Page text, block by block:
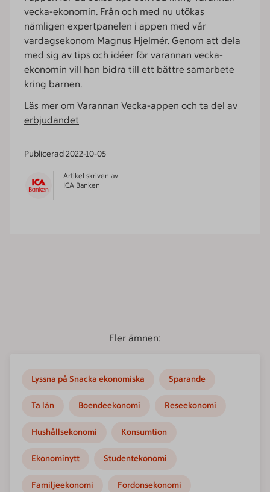
vecka-ekonomin. Från och med nu utökas
nämligen expertpanelen i appen med vår
vardagsekonom Magnus Hjelmér. Genom att dela
med sig av tips och idéer för varannan vecka-
ekonomin vill han bidra till ett bättre samarbete
kring barnen.
Läs mer om Varannan Vecka-appen och ta del av
erbjudandet
Publicerad2022-10-05
Artikel skriven av
ICA Banken
Fler ämnen:
Lyssna på Snacka ekonomiska Sparande
Ta lån Boendeekonomi Reseekonomi
Hushållsekonomi Konsumtion
Ekonominytt Studentekonomi
Familjeekonomi Fordonsekonomi